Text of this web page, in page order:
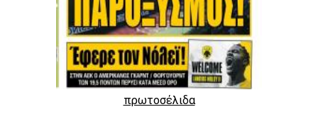
πρωτοσέλιδα